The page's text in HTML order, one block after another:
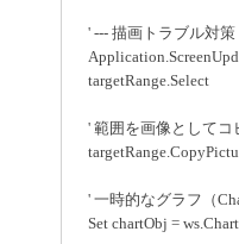
' --- 描画トラブル対策
targetRange.Select
' 範囲を画像としてコ
' 一時的なグラフ（
Set chartObj =